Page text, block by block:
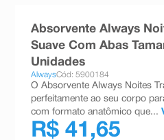
Absorvente Always
Suave Com Abas
Unidades
AlwaysCód: 5900184
O Absorvente Always Noites
perfeitamente ao seu corpo
com formato anatômico que...
R$ 41,65
esmalte
ºabsorvente